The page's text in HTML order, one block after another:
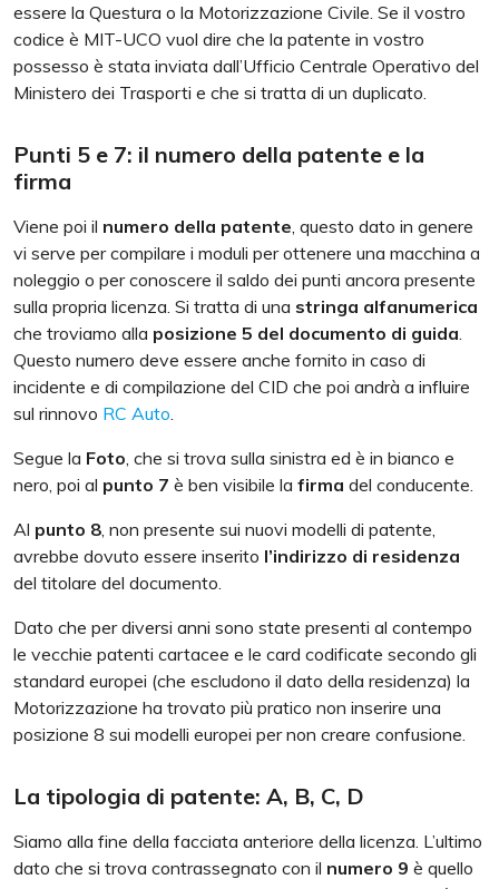
essere la Questura o la Motorizzazione Civile. Se il vostro
codice è MIT-UCO vuol dire che la patente in vostro
possesso è stata inviata dall’Ufficio Centrale Operativo del
Ministero dei Trasporti e che si tratta di un duplicato.
Punti 5 e 7: il numero della patente e la
firma
Viene poi il numero della patente, questo dato in genere
vi serve per compilare i moduli per ottenere una macchina a
noleggio o per conoscere il saldo dei punti ancora presente
sulla propria licenza. Si tratta di una stringa alfanumerica
che troviamo alla posizione 5 del documento di guida.
Questo numero deve essere anche fornito in caso di
incidente e di compilazione del CID che poi andrà a influire
sul rinnovo RC Auto.
Segue la Foto, che si trova sulla sinistra ed è in bianco e
nero, poi al punto 7 è ben visibile la firma del conducente.
Al punto 8, non presente sui nuovi modelli di patente,
avrebbe dovuto essere inserito l’indirizzo di residenza
del titolare del documento.
Dato che per diversi anni sono state presenti al contempo
le vecchie patenti cartacee e le card codificate secondo gli
standard europei (che escludono il dato della residenza) la
Motorizzazione ha trovato più pratico non inserire una
posizione 8 sui modelli europei per non creare confusione.
La tipologia di patente: A, B, C, D
Siamo alla fine della facciata anteriore della licenza. L’ultimo
dato che si trova contrassegnato con il numero 9 è quello